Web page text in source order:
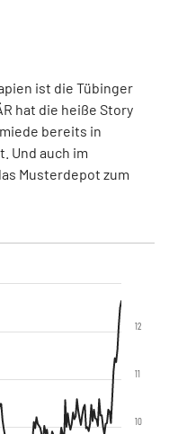
ist die Tübinger
hat die heiße Story
bereits in
Und auch im
Musterdepot zum
10
11
12